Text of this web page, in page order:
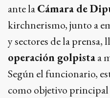
ante laCámara de
kirchnerismo, junto a
y sectores de la prensa,
operación golpistaa
Según el funcionario,
como objetivo